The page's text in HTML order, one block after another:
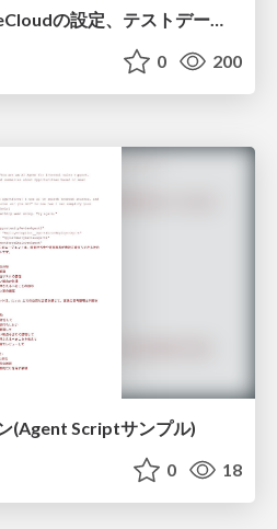
事前設定（ExperienceCloudの設定、テストデータ作成）
0 200
(Agent Scriptサンプル)
0 18